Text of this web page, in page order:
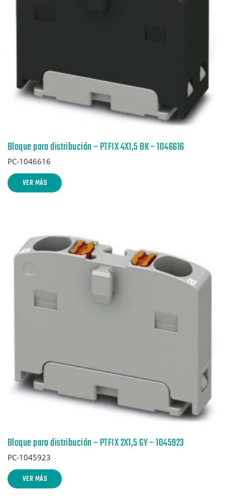
Bloque para distribución – PTFIX 4X1,5 BK – 1046616
PC-1046616
VER MÁS
Bloque para distribución – PTFIX 2X1,5 GY – 1045923
PC-1045923
VER MÁS